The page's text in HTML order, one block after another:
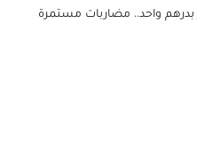
واحد.. مضاربات مستمرة